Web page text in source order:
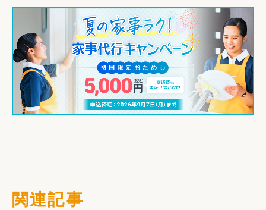
関連記事